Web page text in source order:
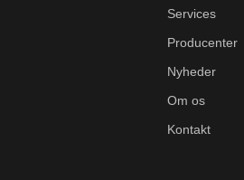
Services
Producenter
Nyheder
Om os
Kontakt